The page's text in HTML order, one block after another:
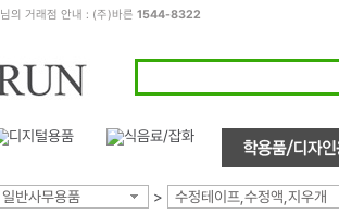
님의 거래점 안내 : (주)바른 1544-8322
일반사무용품 > 수정테이프,수정액,지우개